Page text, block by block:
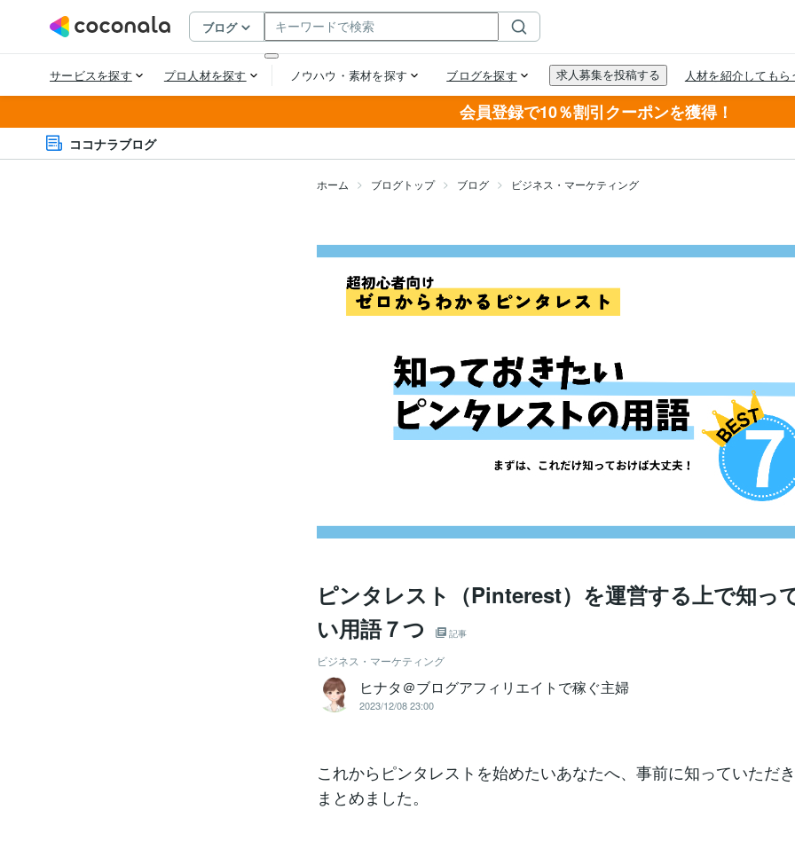
会員登録で10％割引クーポンを獲得！
ココナラブログ
ホーム ブログトップ ブログ ビジネス・マーケティング
ピンタレスト（Pinterest）を運営する上で知っ
い用語７つ
記事
ビジネス・マーケティング
ヒナタ＠ブログアフィリエイトで稼ぐ主婦
2023/12/08 23:00
これからピンタレストを始めたいあなたへ、事前に知っていただ
まとめました。